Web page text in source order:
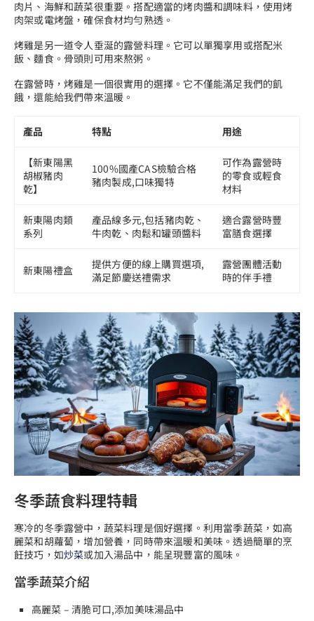
肉片、海鮮和蔬菜很重要。搭配適當的烤肉醬和調味料，使用烤
肉架或電烤盤，確保食材均勻熟透。
烤雞是另一道令人垂涎的露營料理。它可以單獨享用或搭配米
飯、麵食。骨頭則可用來熬粥。
在露營時，烤雞是一個很實用的選擇。它不僅能滿足我們的飢
餓，還能給我們帶來溫暖。
產品 特點 用途
【新東陽黑
胡椒豬肉
乾】
100%國產CAS檢驗合格
豬肉製成,口味獨特
可作為露營時
的零食或輕食
材料
新東陽肉類
系列
產品線多元,包括豬肉乾、
牛肉乾、肉鬆和罐頭醬料
適合露營時豐
富膳食選擇
新東陽禮盒
提供方便的線上購買選項,
滿足節慶送禮需求
露營團體活動
時的伴手禮
冬季蔬食料理特輯
寒冷的冬季露營中，蔬菜料理是個好選擇。利用當季蔬菜，如高
麗菜和胡蘿蔔，增加營養，同時帶來溫暖和美味。透過簡單的烹
飪技巧，如炒菜或加入湯品中，能呈現豐富的風味。
當季蔬菜介紹
高麗菜 – 清脆可口,添加美味湯品中